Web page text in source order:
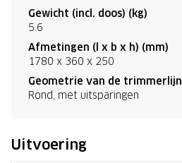
Gewicht (incl. doos) (kg)
5.6
Afmetingen (l x b x h) (mm)
1780 x 360 x 250
Geometrie van de trimmerlijn
Rond, met uitsparingen
Uitvoering